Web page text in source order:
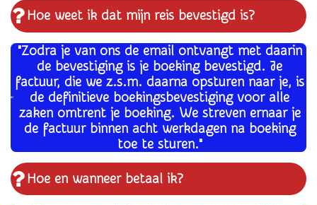
Hoe weet ik dat mijn reis bevestigd is?
"Zodra je van ons de email ontvangt met daarin
de bevestiging is je boeking bevestigd. Je
factuur, die we z.s.m. daarna opsturen naar je, is
de definitieve boekingsbevestiging voor alle
zaken omtrent je boeking. We streven ernaar je
de factuur binnen acht werkdagen na boeking
toe te sturen."
Hoe en wanneer betaal ik?